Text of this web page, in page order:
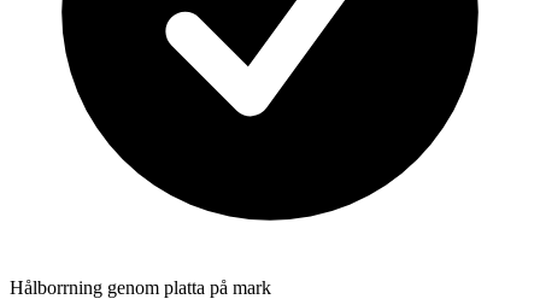
Hålborrning genom platta på mark